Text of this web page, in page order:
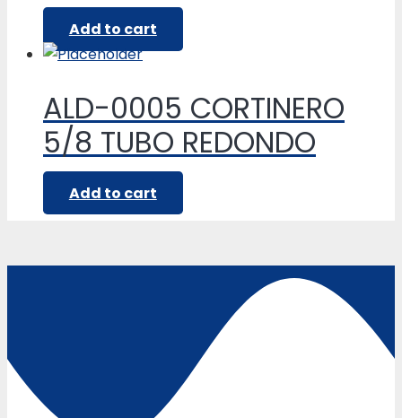
Add to cart
ALD-0005 CORTINERO
5/8 TUBO REDONDO
Add to cart